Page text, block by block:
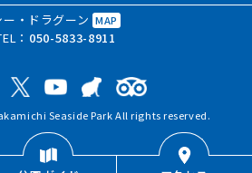
ー・ドラグーンMAP
： 050-5833-8911
Seaside Park All rights reserved.